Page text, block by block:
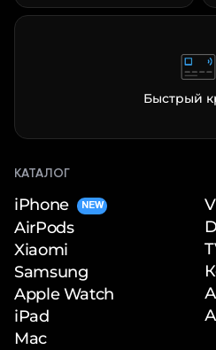
Быстрый
КАТАЛОГ
iPhone NEW
AirPods
Xiaomi
Samsung
Apple Watch
iPad
Mac